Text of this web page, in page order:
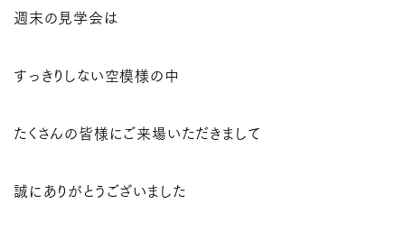
週末の見学会は
すっきりしない空模様の中
たくさんの皆様にご来場いただきまして
誠にありがとうございました